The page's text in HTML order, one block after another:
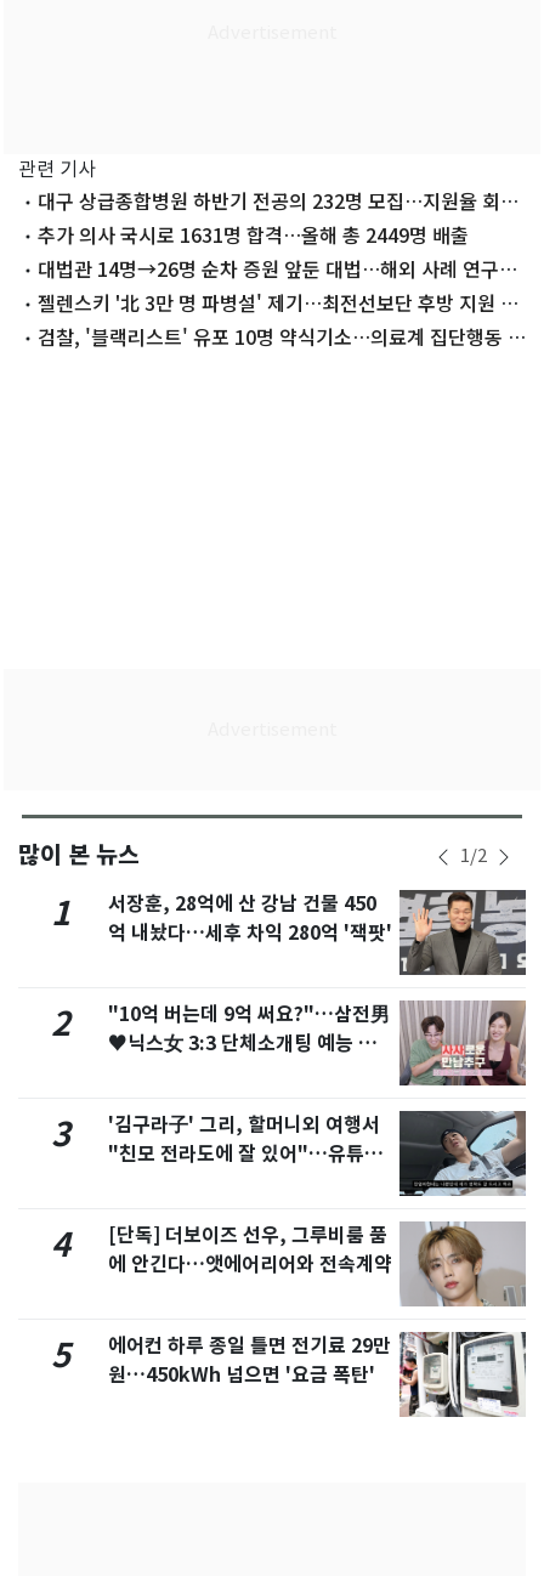
관련 기사
대구 상급종합병원 하반기 전공의 232명 모집…지원율 회복
세 이어질까
추가 의사 국시로 1631명 합격…올해 총 2449명 배출
대법관 14명→26명 순차 증원 앞둔 대법…해외 사례 연구한
다 젤렌스키 '北 3만 명 파병설' 제기…최전선보단 후방 지원 가
능성검찰, '블랙리스트' 유포 10명 약식기소…의료계 집단행동 수
많이 본 뉴스 1/2
1
서장훈, 28억에 산 강남 건물 450
억 내놨다…세후 차익 280억 '잭팟'
2
"10억 버는데 9억 써요?"…삼전男
♥닉스女 3:3 단체소개팅 예능 화
3
'김구라子' 그리, 할머니외 여행서
"친모 전라도에 잘 있어"…유튜브
4
[단독] 더보이즈 선우, 그루비룸 품
에 안긴다…앳에어리어와 전속계약
5
에어컨 하루 종일 틀면 전기료 29만
원…450kWh 넘으면 '요금 폭탄'